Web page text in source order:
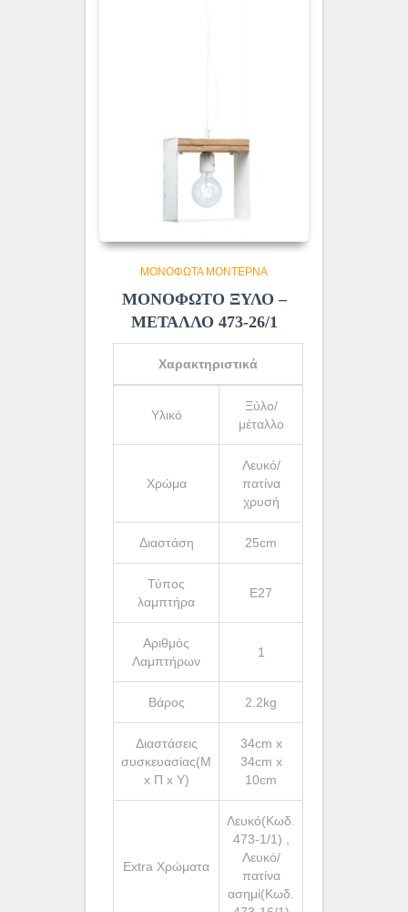
ΜΟΝΌΦΩΤΑ ΜΟΝΤΈΡΝΑ
ΜΟΝΟΦΩΤΟ ΞΥΛΟ –
ΜΕΤΑΛΛΟ 473-26/1
Χαρακτηριστικά
Υλικό
Ξύλο/
μέταλλο
Χρώμα
Λευκό/
πατίνα
χρυσή
Διαστάση 25cm
Τύπος
λαμπτήρα
Ε27
Αριθμός
Λαμπτήρων
1
Βάρος 2.2kg
Διαστάσεις
συσκευασίας(Μ
x Π x Υ)
34cm x
34cm x
10cm
Extra Χρώματα
Λευκό(Κωδ.
473-1/1) ,
Λευκό/
πατίνα
ασημί(Κωδ.